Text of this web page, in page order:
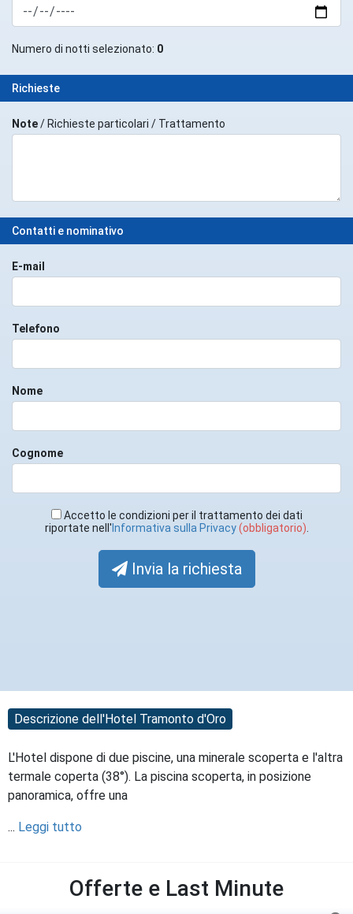
Numero di notti selezionato: 0
Richieste
Note/ Richieste particolari / Trattamento
Contatti e nominativo
E-mail
Telefono
Nome
Cognome
Accetto le condizioni per il trattamento dei dati
riportate nell' Informativa sulla Privacy (obbligatorio).
Invia la richiesta
Descrizione dell'Hotel Tramonto d'Oro
L'Hotel dispone di due piscine, una minerale scoperta e l'altra
termale coperta (38°). La piscina scoperta, in posizione
panoramica, offre una
... Leggi tutto
Offerte e Last Minute